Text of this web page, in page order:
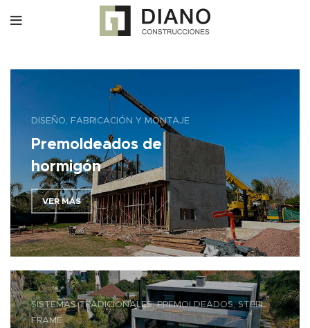
DISEÑO, FABRICACIÓN Y MONTAJE
Premoldeados de
hormigón
VER MÁS
SISTEMAS TRADICIONALES, PREMOLDEADOS, STEEL
FRAME